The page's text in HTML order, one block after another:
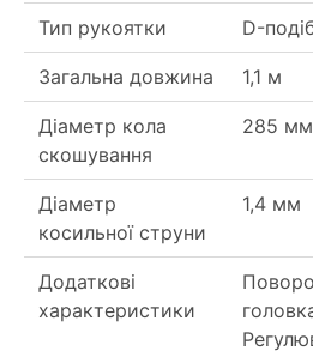
Тип рукоятки D-
Загальна довжина 1,1 м
Діаметр кола
скошування
285 мм
Діаметр
косильної струни
1,4 мм
Додаткові
характеристики